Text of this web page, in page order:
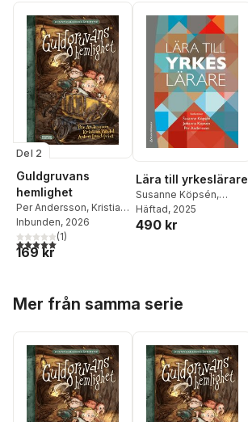
Del 2
Guldgruvans
hemlighet
Per Andersson, Kristian
Wedel
Inbunden, 2026
5,0utav 5 stjärnor. Totalt antal röster:
(1)
169 kr
Lära till yrkeslärare
Susanne Köpsén,
Johanna Köpsén
Andersson
Högberg
Martin Lundberg
Nyström,Andrzej
Szklarski
Häftad, 2025
490 kr
Mer från samma serie